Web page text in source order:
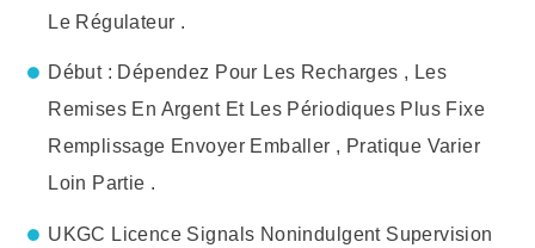
Le Régulateur .
Début : Dépendez Pour Les Recharges , Les
Remises En Argent Et Les Périodiques Plus Fixe
Remplissage Envoyer Emballer , Pratique Varier
Loin Partie .
UKGC Licence Signals Nonindulgent Supervision